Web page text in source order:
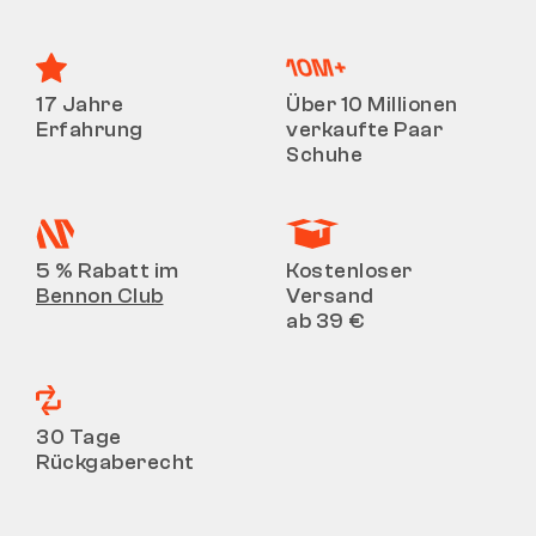
17 Jahre
Erfahrung
Über 10 Millionen
verkaufte Paar
Schuhe
5 % Rabatt im
Bennon Club
Kostenloser
Versand
ab 39 €
30 Tage
Rückgaberecht